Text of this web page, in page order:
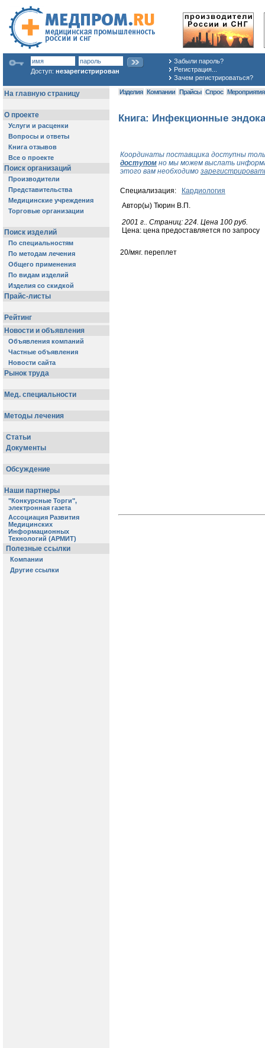
Доступ: незарегистрирован
Забыли пароль?
Регистрация...
Зачем регистрироваться?
Изделия Компании Прайсы Спрос Мероприятия
Книга: Инфекционные
Координаты поставщика доступны
доступом но мы можем выслать
этого вам необходимо
Специализация:
Кардиология
Автор(ы) Тюрин В.П.
2001 г.. Cтраниц: 224. Цена 100 руб.
Цена: цена предоставляется по запросу
20/мяг. переплет